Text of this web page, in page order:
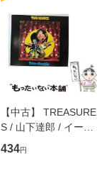
【中古】 TREASURE
S / 山下達郎 / イース
トウエスト・ジャパン
[CD]【メール便送料無
434円